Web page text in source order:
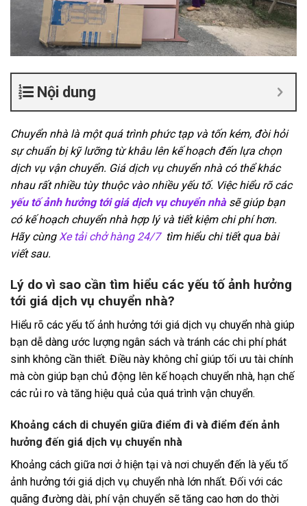
Nội dung
Chuyển nhà là một quá trình phức tạp và tốn kém, đòi hỏi
sự chuẩn bị kỹ lưỡng từ khâu lên kế hoạch đến lựa chọn
dịch vụ vận chuyển. Giá dịch vụ chuyển nhà có thể khác
nhau rất nhiều tùy thuộc vào nhiều yếu tố. Việc hiểu rõ các
yếu tố ảnh hưởng tới giá dịch vụ chuyển nhàsẽ giúp bạn
có kế hoạch chuyển nhà hợp lý và tiết kiệm chi phí hơn.
Hãy cùngXe tải chở hàng 24/7 tìm hiểu chi tiết qua bài
viết sau.
Lý do vì sao cần tìm hiểu các yếu tố ảnh hưởng
tới giá dịch vụ chuyển nhà?
Hiểu rõ các yếu tố ảnh hưởng tới giá dịch vụ chuyển nhà giúp
bạn dễ dàng ước lượng ngân sách và tránh các chi phí phát
sinh không cần thiết. Điều này không chỉ giúp tối ưu tài chính
mà còn giúp bạn chủ động lên kế hoạch chuyển nhà, hạn chế
các rủi ro và tăng hiệu quả của quá trình vận chuyển.
Khoảng cách di chuyển giữa điểm đi và điểm đến ảnh
hưởng đến giá dịch vụ chuyển nhà
Khoảng cách giữa nơi ở hiện tại và nơi chuyển đến là yếu tố
ảnh hưởng tới giá dịch vụ chuyển nhà lớn nhất. Đối với các
quãng đường dài, phí vận chuyển sẽ tăng cao hơn do thời